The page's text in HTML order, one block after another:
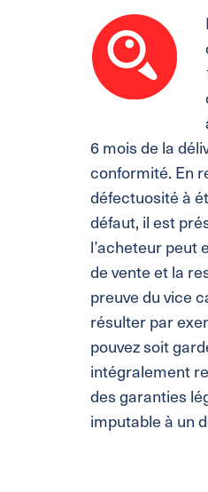
6 mois de la
conformité. En
défectuosité à
défaut, il est
l’acheteur peut
de vente et la
preuve du vice
résulter par
pouvez soit
intégralement
des garanties
imputable à un